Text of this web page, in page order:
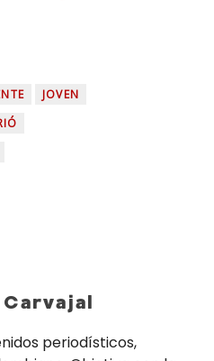
JOVEN
Carvajal
periodísticos,